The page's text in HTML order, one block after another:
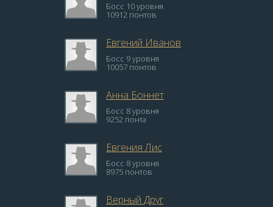
Босс 10 уровня
10912 понтов
Евгений Иванов
Босс 9 уровня
10057 понтов
Анна Боннет
Босс 8 уровня
9252 понта
Евгения Лис
Босс 8 уровня
8975 понтов
Верный Друг